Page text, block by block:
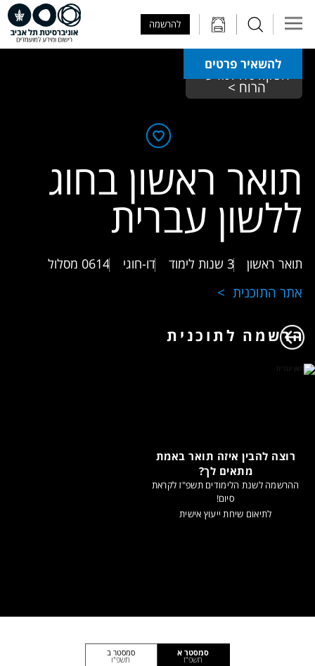
להרשמה
להשאיר פרטים
הפקולטה למדעי
הרוח >
תואר ראשון בחוג
ללשון עברית
תואר ראשון 3 שנות לימוד דו-חוגי 0614 מסלול
אתר התוכנית
הרשמה לתוכנית
רוצה להבין איזה תואר באמת
מתאים לך?
ההרשמה לשנת הלימודים תשפ"ז לקראת
סיום!
לתיאום שיחת ייעוץ אישית
סמסטר א
תשפ"ז
סמסטר ב
תשפ"ו